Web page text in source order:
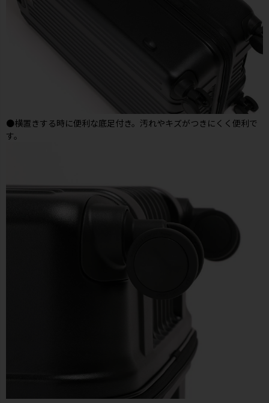
●横置きする時に便利な底足付き。汚れやキズがつきにくく便利で
す。